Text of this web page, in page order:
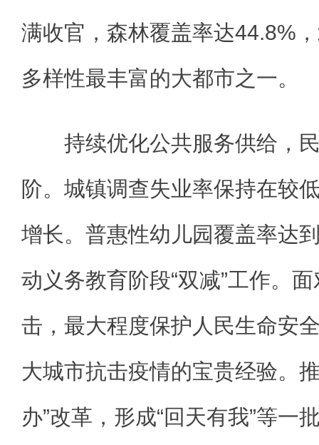
满收官，森林覆盖率达44.8%
多样性最丰富的大都市之一。
持续优化公共服务供给，民
阶。城镇调查失业率保持在较
增长。普惠性幼儿园覆盖率达
动义务教育阶段“双减”工作。
击，最大程度保护人民生命安
大城市抗击疫情的宝贵经验。
办”改革，形成“回天有我”等一